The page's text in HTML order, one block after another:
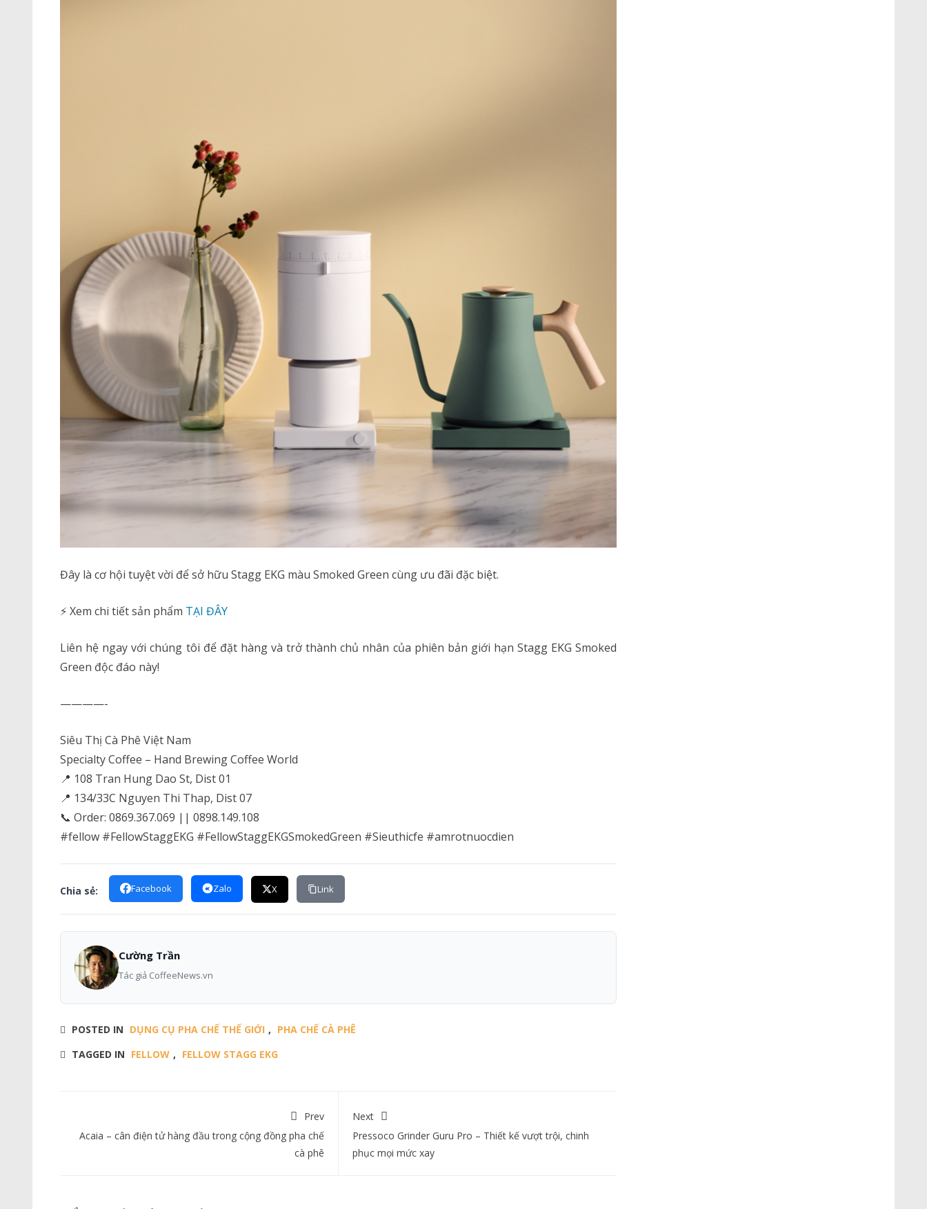
Đây là cơ hội tuyệt vời để sở hữu Stagg EKG màu Smoked Green cùng ưu đãi đặc biệt.
⚡ Xem chi tiết sản phẩm TẠI ĐÂY
Liên hệ ngay với chúng tôi để đặt hàng và trở thành chủ nhân của phiên bản giới hạn Stagg EKG Smoked
Green độc đáo này!
————-
Siêu Thị Cà Phê Việt Nam
Specialty Coffee – Hand Brewing Coffee World
📍 108 Tran Hung Dao St, Dist 01
📍 134/33C Nguyen Thi Thap, Dist 07
📞 Order: 0869.367.069 || 0898.149.108
#fellow #FellowStaggEKG #FellowStaggEKGSmokedGreen #Sieuthicfe #amrotnuocdien
Chia sẻ: Facebook Zalo X Link
Cường Trần
Tác giả CoffeeNews.vn
POSTED IN DỤNG CỤ PHA CHẾ THẾ GIỚI , PHA CHẾ CÀ PHÊ
TAGGED IN FELLOW , FELLOW STAGG EKG
Prev
Acaia – cân điện tử hàng đầu trong cộng đồng pha chế
cà phê
Next
Pressoco Grinder Guru Pro – Thiết kế vượt trội, chinh
phục mọi mức xay